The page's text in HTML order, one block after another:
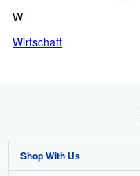
W
Wirtschaft
Shop With Us